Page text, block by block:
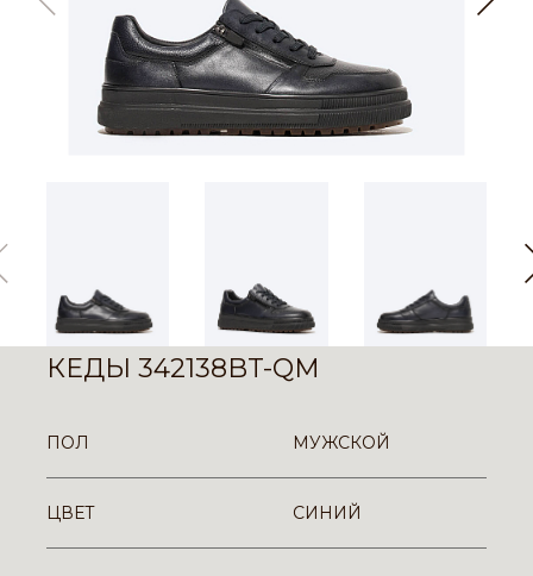
КЕДЫ 342138BT-QM
ПОЛ МУЖСКОЙ
ЦВЕТ СИНИЙ